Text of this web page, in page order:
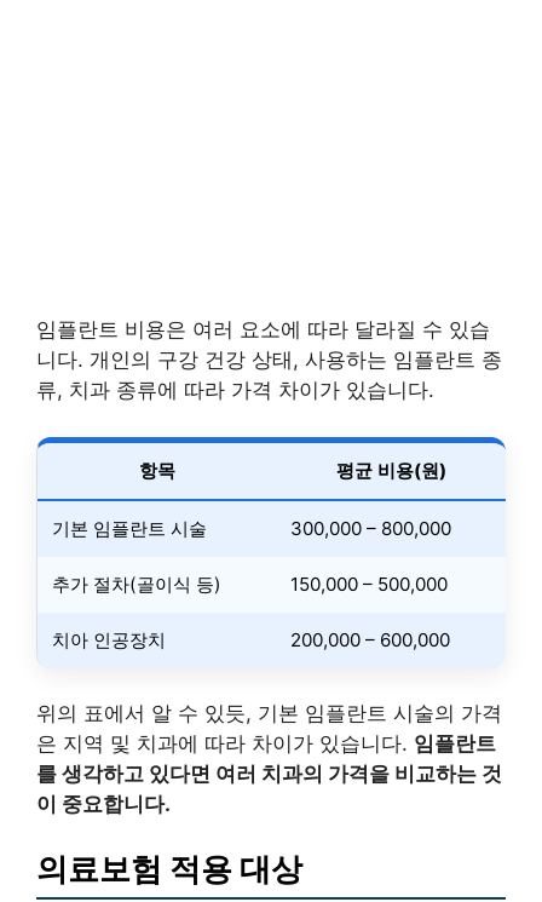
임플란트 비용은 여러 요소에 따라 달라질 수 있습
니다. 개인의 구강 건강 상태, 사용하는 임플란트 종
류, 치과 종류에 따라 가격 차이가 있습니다.
항목 평균 비용(원)
기본 임플란트 시술 300,000 – 800,000
추가 절차(골이식 등) 150,000 – 500,000
치아 인공장치 200,000 – 600,000
위의 표에서 알 수 있듯, 기본 임플란트 시술의 가격
은 지역 및 치과에 따라 차이가 있습니다. 임플란트
를 생각하고 있다면 여러 치과의 가격을 비교하는 것
이 중요합니다.
의료보험 적용 대상